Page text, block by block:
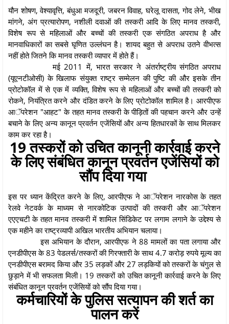
यौन शोषण, वेश्यावृत्ति, बंधुआ मजदूरी, जबरन विवाह, घरेलू दासता, गोद लेने, भीख
मांगने, अंग प्रत्यारोपण, नशीली दवाओं की तस्करी आदि के लिए मानव तस्करी,
विशेष रूप से महिलाओं और बच्चों की तस्करी एक संगठित अपराध है और
मानवाधिकारों का सबसे घृणित उल्लंघन है। शायद बहुत से अपराध उतने वीभत्स
नहीं होते जितने कि मानव तस्करी व्यापार में होते हैं।
मई 2011 में, भारत सरकार ने अंतर्राष्ट्रीय संगठित अपराध
(यूएनटीओसी) के खिलाफ संयुक्त राष्ट्र सम्मेलन की पुष्टि की और इसके तीन
प्रोटोकॉल में से एक में व्यक्ति, विशेष रूप से महिलाओं और बच्चों की तस्करी को
रोकने, नियंत्रित करने और दंडित करने के लिए प्रोटोकॉल शामिल है। आरपीएफ
आॅपरेशन "आहट" के तहत मानव तस्करी के पीड़ितों की पहचान करने और उन्हें
बचाने के लिए अन्य कानून प्रवर्तन एजेंसियों और अन्य हितधारकों के साथ मिलकर
काम कर रहा है।
19 तस्करों को उचित कानूनी कार्रवाई करने
के लिए संबंधित कानून प्रवर्तन एजेंसियों को
सौंप दिया गया
इस पर ध्यान केंद्रित करने के लिए, आरपीएफ ने आॅपरेशन नारकोस के तहत
रेलवे नेटवर्क के माध्यम से नारकोटिक उत्पादों की तस्करी और आॅपरेशन
एएएचटी के तहत मानव तस्करी में शामिल सिंडिकेट पर लगाम लगाने के उद्देश्य से
एक महीने का राष्ट्रव्यापी अखिल भारतीय अभियान चलाया।
इस अभियान के दौरान, आरपीएफ ने 88 मामलों का पता लगाया और
एनडीपीएस के 83 पेडलर्स/तस्करों की गिरफ्तारी के साथ 4.7 करोड़ रुपये मूल्य का
एनडीपीएस बरामद किया और 35 लड़कों और 27 लड़कियों को तस्करों के चंगुल से
छुड़ाने में भी सफलता मिली। 19 तस्करों को उचित कानूनी कार्रवाई करने के लिए
संबंधित कानून प्रवर्तन एजेंसियों को सौंप दिया गया।
कर्मचारियों के पुलिस सत्यापन की शर्त का
पालन करें